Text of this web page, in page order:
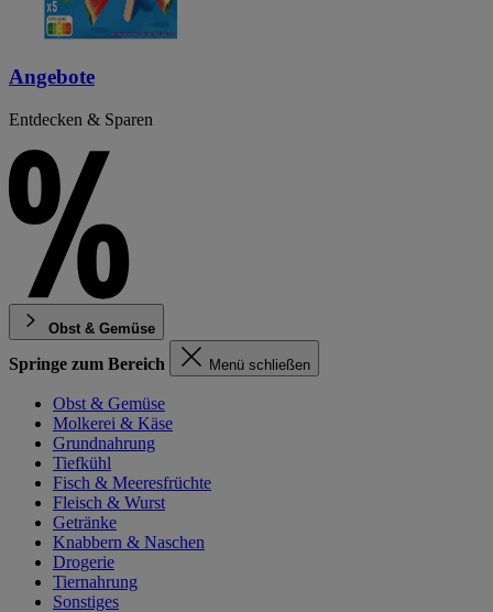
Angebote
Entdecken & Sparen
Obst & Gemüse
Springe zum Bereich Menü schließen
Obst & Gemüse
Molkerei & Käse
Grundnahrung
Tiefkühl
Fisch & Meeresfrüchte
Fleisch & Wurst
Getränke
Knabbern & Naschen
Drogerie
Tiernahrung
Sonstiges